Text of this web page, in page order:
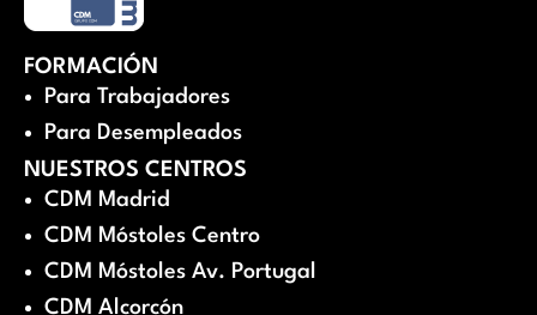
FORMACIÓN
Para Trabajadores
Para Desempleados
NUESTROS CENTROS
CDM Madrid
CDM Móstoles Centro
CDM Móstoles Av. Portugal
CDM Alcorcón